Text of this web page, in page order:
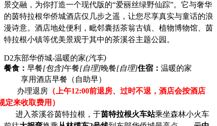
景交融，为你打造一个现代版的“爱丽丝绿野仙踪”。它与奢华
的茵特拉根华侨城酒店仅几步之遥，让您尽享真实与童话的浪
漫诗意。酒店地处便利，毗邻囊括茶翁古镇、植物博物馆、茵
特拉根小镇等优美景观于其中的茶溪谷主题公园。
D2东部华侨城-温暖的家(汽车)
餐食： 早餐[包含]午餐[自理]晚餐[自理]住宿： 温暖的家
享用酒店早餐（自助早）
办理退房 （上午12:00前退房、过时不退，酒店会按酒店
定来收取费用）
进入茶溪谷茵特拉根，于茵特拉根火车站乘坐森林小火车